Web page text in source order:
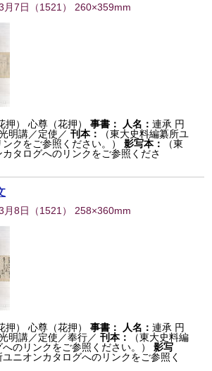
月7日 （1521 ） 260×359mm
押） 心尊（花押） 事書： 人名：連承 円
明講／定使／刊本：
（東大史料編纂所ユ
クをご参照ください。）
影写本：
（東
タログへのリンクをご参照くださ
月8日 （1521 ） 258×360mm
押） 心尊（花押） 事書： 人名：連承 円
明講／定使／奉行／刊本：
（東大史料編
のリンクをご参照ください。）
影写
ユニオンカタログへのリンクをご参照く